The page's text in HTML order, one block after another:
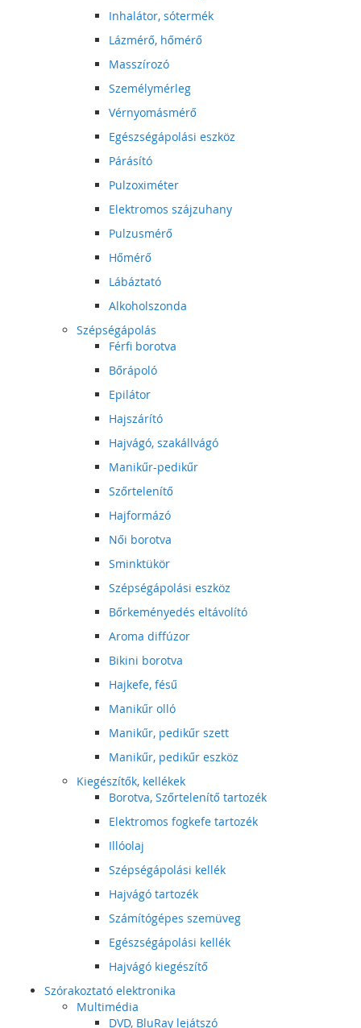
Inhalátor, sótermék
Lázmérő, hőmérő
Masszírozó
Személymérleg
Vérnyomásmérő
Egészségápolási eszköz
Párásító
Pulzoximéter
Elektromos szájzuhany
Pulzusmérő
Hőmérő
Lábáztató
Alkoholszonda
Szépségápolás
Férfi borotva
Bőrápoló
Epilátor
Hajszárító
Hajvágó, szakállvágó
Manikűr-pedikűr
Szőrtelenítő
Hajformázó
Női borotva
Sminktükör
Szépségápolási eszköz
Bőrkeményedés eltávolító
Aroma diffúzor
Bikini borotva
Hajkefe, fésű
Manikűr olló
Manikűr, pedikűr szett
Manikűr, pedikűr eszköz
Kiegészítők, kellékek
Borotva, Szőrtelenítő tartozék
Elektromos fogkefe tartozék
Illóolaj
Szépségápolási kellék
Hajvágó tartozék
Számítógépes szemüveg
Egészségápolási kellék
Hajvágó kiegészítő
Szórakoztató elektronika
Multimédia
DVD, BluRay lejátszó